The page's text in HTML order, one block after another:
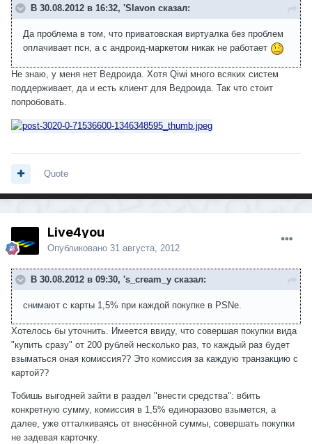
В 30.08.2012 в 16:32, 'Slavon сказал:
Да проблема в том, что приватовская виртуалка без проблем
оплачивает псн, а с андроид-маркетом никак не работает
Не знаю, у меня нет Ведроида. Хотя Qiwi много всяких систем
поддерживает, да и есть клиент для Ведроида. Так что стоит
попробовать.
Quote
Live4you
Опубликовано 31 августа, 2012
В 30.08.2012 в 09:30, 's_cream_y сказал:
снимают с карты 1,5% при каждой покупке в PSNe.
Хотелось бы уточнить. Имеется ввиду, что совершая покупки вида
"купить сразу" от 200 рублей несколько раз, то каждый раз будет
взыматься оная комиссия?? Это комиссия за каждую транзакцию с
картой??
Тобишь выгодней зайти в раздел "внести средства": вбить
конкретную сумму, комиссия в 1,5% единоразово взымется, а
далее, уже отталкиваясь от внесённой суммы, совершать покупки
не задевая карточку.